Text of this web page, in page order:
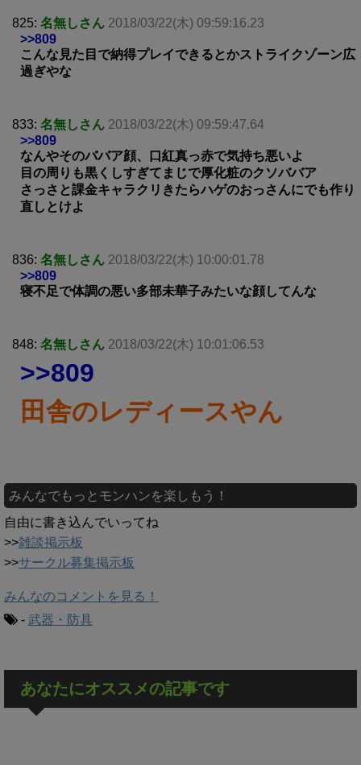
825: 名無しさん 2018/03/22(木) 09:59:16.23
>>809
こんな見た目で納得プレイできるとかストライクゾーン広
過ぎやな
833: 名無しさん 2018/03/22(木) 09:59:47.64
>>809
なんやそのババア顔、口紅真っ赤で気持ち悪いよ
目の周りも黒くしすぎてまじで厚化粧のクソババア
さっさと課金キャラクリきたらハゲのおっさんにでも作り
直しとけよ
836: 名無しさん 2018/03/22(木) 10:00:01.78
>>809
寝不足で体調の悪い多部未華子みたいな顔してんな
848: 名無しさん 2018/03/22(木) 10:01:06.53
>>809
田舎のレディースやん
みんなでもっとモンハンを楽しもう！
自由に書き込んでいってね
>>雑談掲示板
>>サークル募集掲示板
みんなのコメントを見る！
- 武器・防具
あなたにオススメの記事です